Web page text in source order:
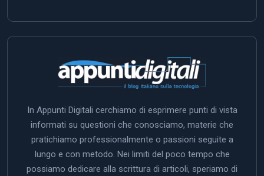
In Appunti Digitali cerchiamo di esprimere punti di vista
informati su questioni che conosciamo, materie che
pratichiamo professionalmente o passioni seguite a
lungo e con metodo. Nei limiti del poco tempo che
possiamo dedicare alla scrittura di articoli, speriamo di